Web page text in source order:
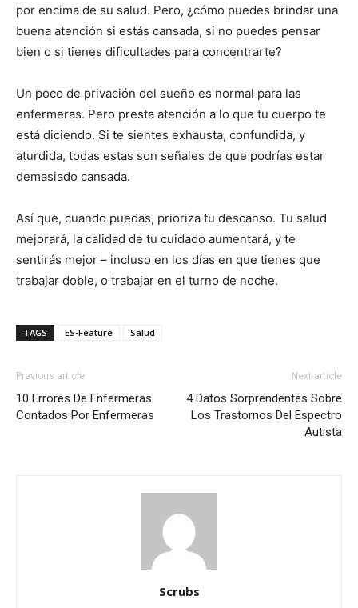
por encima de su salud. Pero, ¿cómo puedes brindar una
buena atención si estás cansada, si no puedes pensar
bien o si tienes dificultades para concentrarte?
Un poco de privación del sueño es normal para las
enfermeras. Pero presta atención a lo que tu cuerpo te
está diciendo. Si te sientes exhausta, confundida, y
aturdida, todas estas son señales de que podrías estar
demasiado cansada.
Así que, cuando puedas, prioriza tu descanso. Tu salud
mejorará, la calidad de tu cuidado aumentará, y te
sentirás mejor – incluso en los días en que tienes que
trabajar doble, o trabajar en el turno de noche.
TAGS ES-Feature Salud
Previous article
10 Errores De Enfermeras
Contados Por Enfermeras
Next article
4 Datos Sorprendentes Sobre
Los Trastornos Del Espectro
Autista
Scrubs